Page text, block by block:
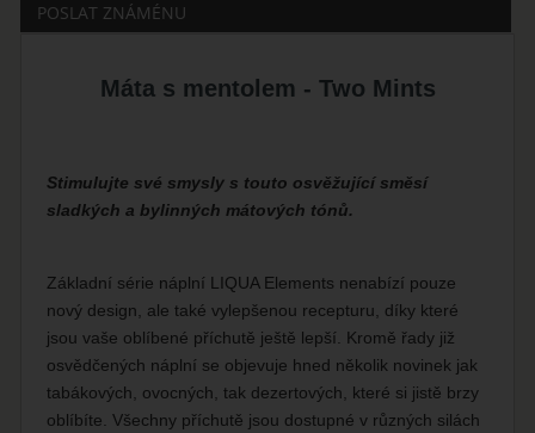
POSLAT ZNÁMÉNU
Máta s mentolem - Two Mints
Stimulujte své smysly s touto osvěžující směsí
sladkých a bylinných mátových tónů.
Základní série náplní LIQUA Elements nenabízí pouze
nový design, ale také vylepšenou recepturu, díky které
jsou vaše oblíbené příchutě ještě lepší. Kromě řady již
osvědčených náplní se objevuje hned několik novinek jak
tabákových, ovocných, tak dezertových, které si jistě brzy
oblíbíte. Všechny příchutě jsou dostupné v různých silách